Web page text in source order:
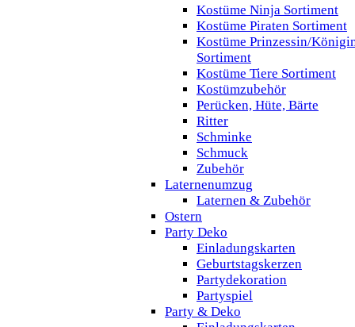
Kostüme Ninja Sortiment
Kostüme Piraten Sortiment
Kostüme Prinzessin/
Sortiment
Kostüme Tiere Sortiment
Kostümzubehör
Perücken, Hüte, Bärte
Ritter
Schminke
Schmuck
Zubehör
Laternenumzug
Laternen & Zubehör
Ostern
Party Deko
Einladungskarten
Geburtstagskerzen
Partydekoration
Partyspiel
Party & Deko